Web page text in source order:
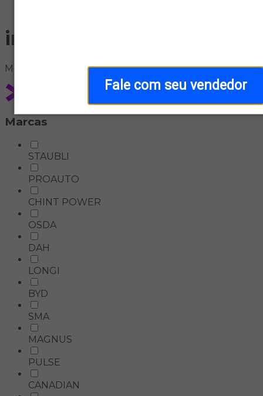
Fale com seu vendedor
informatica
Meus
Marcas
STAUBLI
PROAUTO
CHINT POWER
OSDA
DAH
LONGI
BYD
SMA
MAGNUS
PULSE
CANADIAN